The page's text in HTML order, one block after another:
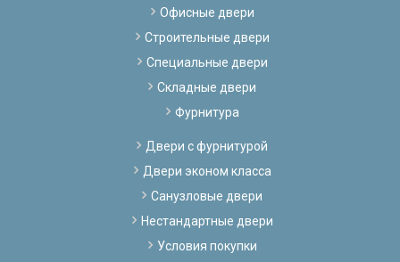
Офисные двери
Строительные двери
Специальные двери
Складные двери
Фурнитура
Двери с фурнитурой
Двери эконом класса
Санузловые двери
Нестандартные двери
Условия покупки